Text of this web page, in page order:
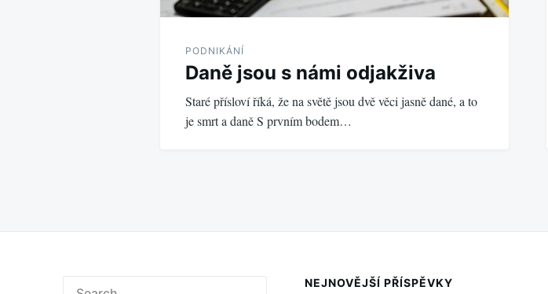
PODNIKÁNÍ
Daně jsou s námi odjakživa
Staré přísloví říká, že na světě jsou dvě věci jasně dané, a to
je smrt a daně S prvním bodem…
NEJNOVĚJŠÍ PŘÍSPĚVKY